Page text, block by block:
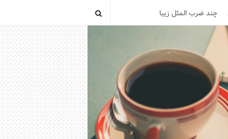
چند ضرب المثل زیبا